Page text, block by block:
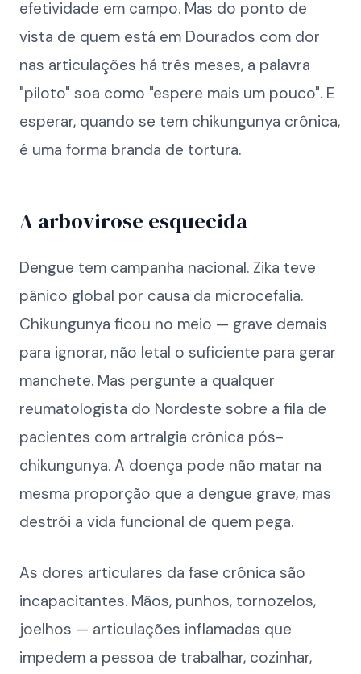
efetividade em campo. Mas do ponto de
vista de quem está em Dourados com dor
nas articulações há três meses, a palavra
"piloto" soa como "espere mais um pouco". E
esperar, quando se tem chikungunya crônica,
é uma forma branda de tortura.
A arbovirose esquecida
Dengue tem campanha nacional. Zika teve
pânico global por causa da microcefalia.
Chikungunya ficou no meio — grave demais
para ignorar, não letal o suficiente para gerar
manchete. Mas pergunte a qualquer
reumatologista do Nordeste sobre a fila de
pacientes com artralgia crônica pós-
chikungunya. A doença pode não matar na
mesma proporção que a dengue grave, mas
destrói a vida funcional de quem pega.
As dores articulares da fase crônica são
incapacitantes. Mãos, punhos, tornozelos,
joelhos — articulações inflamadas que
impedem a pessoa de trabalhar, cozinhar,